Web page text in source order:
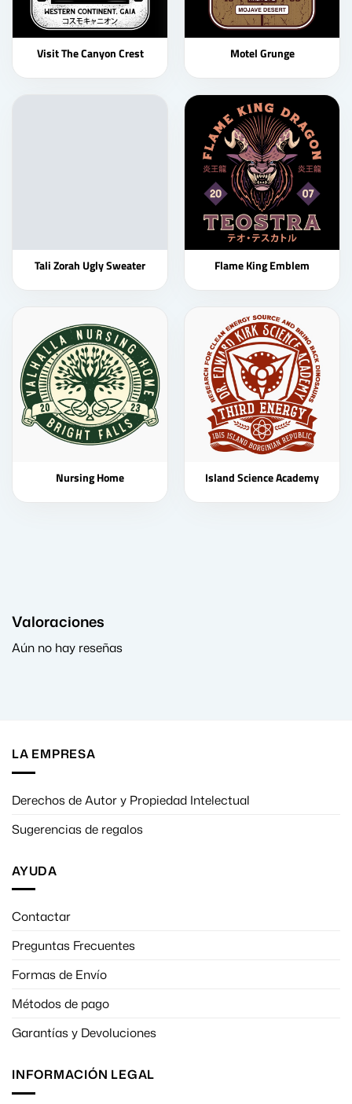
Visit The Canyon Crest Motel Grunge
Tali Zorah Ugly Sweater Flame King Emblem
Nursing Home Island Science Academy
Valoraciones
Aún no hay reseñas
LA EMPRESA
Derechos de Autor y Propiedad Intelectual
Sugerencias de regalos
AYUDA
Contactar
Preguntas Frecuentes
Formas de Envío
Métodos de pago
Garantías y Devoluciones
INFORMACIÓN LEGAL